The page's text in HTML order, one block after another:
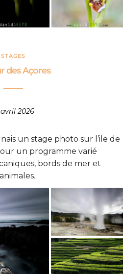
STAGES
des Açores
avril 2026
un stage photo sur l’ile de
un programme varié
bords de mer et